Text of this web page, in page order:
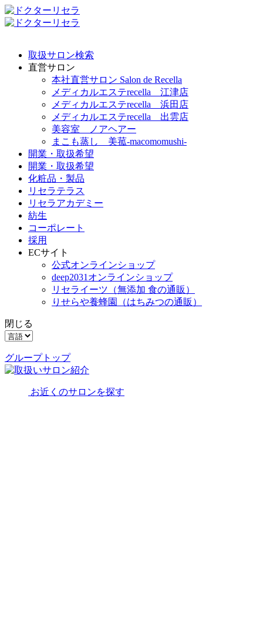
取扱サロン検索
直営サロン
本社直営サロン Salon de Recella
メディカルエステrecella 江津店
メディカルエステrecella 浜田店
メディカルエステrecella 出雲店
美容室 ノアヘアー
まこも蒸し 美菰-macomomushi-
開業・取扱希望
開業・取扱希望
化粧品・製品
リセラテラス
リセラアカデミー
紡生
コーポレート
採用
ECサイト
公式オンラインショップ
deep2031オンラインショップ
リセライーツ （無添加 食の通販）
りせらや養蜂園
（はちみつの通販）
閉じる
グループトップ
お近くのサロンを探す